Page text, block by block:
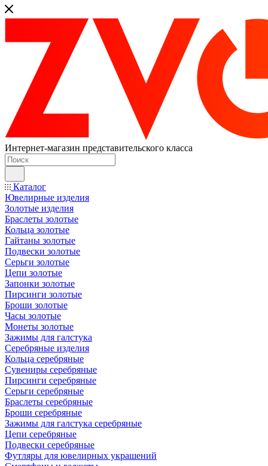
Интернет-магазин представительского класса
Каталог
Ювелирные изделия
Золотые изделия
Браслеты золотые
Кольца золотые
Гайтаны золотые
Подвески золотые
Серьги золотые
Цепи золотые
Запонки золотые
Пирсинги золотые
Броши золотые
Часы золотые
Монеты золотые
Зажимы для галстука
Серебряные изделия
Кольца серебряные
Сувениры серебряные
Пирсинги серебряные
Серьги серебряные
Браслеты серебряные
Броши серебряные
Зажимы для галстука серебряные
Цепи серебряные
Подвески серебряные
Футляры для ювелирных украшений